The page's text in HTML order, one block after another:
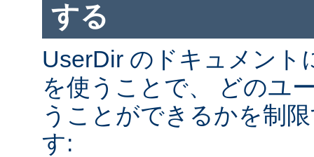
する
UserDir のドキュメント
を使うことで、 どのユ
うことができるかを制
す: